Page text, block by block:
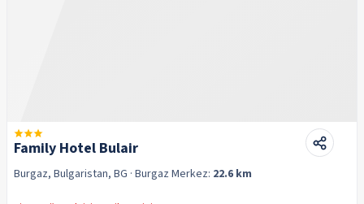
Family Hotel Bulair
Burgaz, Bulgaristan, BG · Burgaz Merkez: 22.6 km